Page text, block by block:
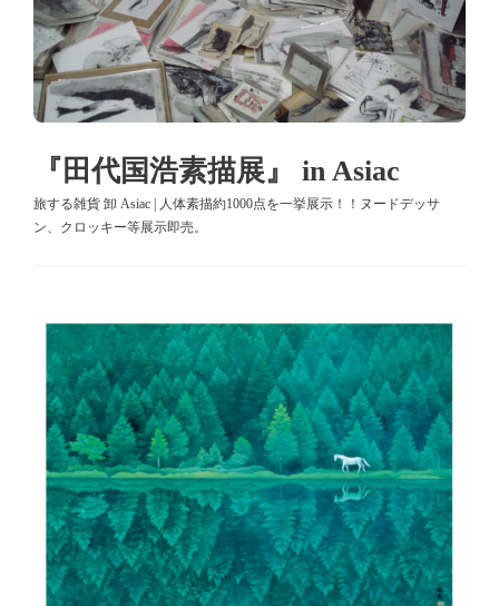
『田代国浩素描展』 in Asiac
旅する雑貨 卸 Asiac | 人体素描約1000点を一挙展示！！ヌードデッサ
ン、クロッキー等展示即売。